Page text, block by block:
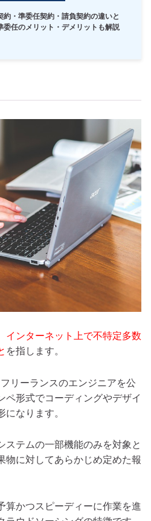
約・準委任契約・請負契約の違いと
委任のメリット・デメリットも解説
インターネット上で不特定多数
を指します。
リーランスのエンジニアを公
ペ形式でコーディングやデザイ
になります。
ステムの一部機能のみを対象と
物に対してあらかじめ定めた報
算かつスピーディーに作業を進